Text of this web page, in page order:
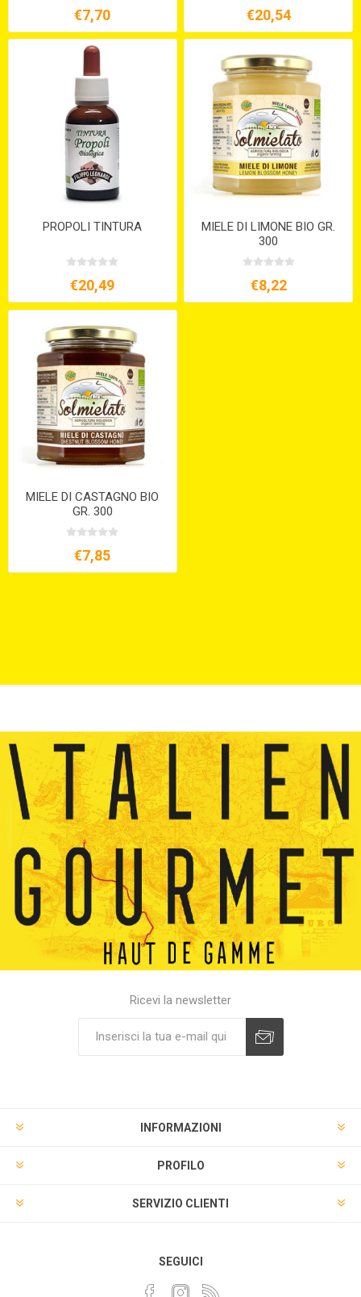
€7,70 €20,54
PROPOLI TINTURA
€20,49
MIELE DI LIMONE BIO GR.
300
€8,22
MIELE DI CASTAGNO BIO
GR. 300
€7,85
Ricevi la newsletter
INFORMAZIONI
PROFILO
SERVIZIO CLIENTI
SEGUICI